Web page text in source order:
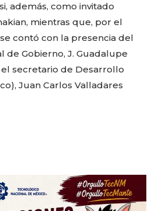
SUBSCRIBE
además, como invitado
mientras que, por el
contó con la presencia del
de Gobierno, J. Guadalupe
el secretario de Desarrollo
Juan Carlos Valladares